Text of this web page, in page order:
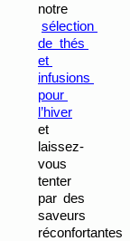
notre
sélection
de thés
et
infusions
pour
l’hiver
et
laissez-
vous
tenter
par des
saveurs
réconfortantes